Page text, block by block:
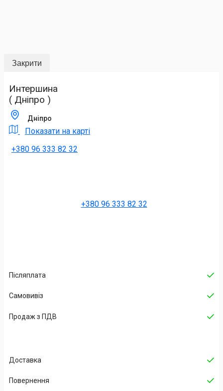
Закрити
Интершина
( Дніпро )
Дніпро
Показати на карті
+380 96 333 82 32
+380 96 333 82 32
Післяплата
Самовивіз
Продаж з ПДВ
Доставка
Повернення